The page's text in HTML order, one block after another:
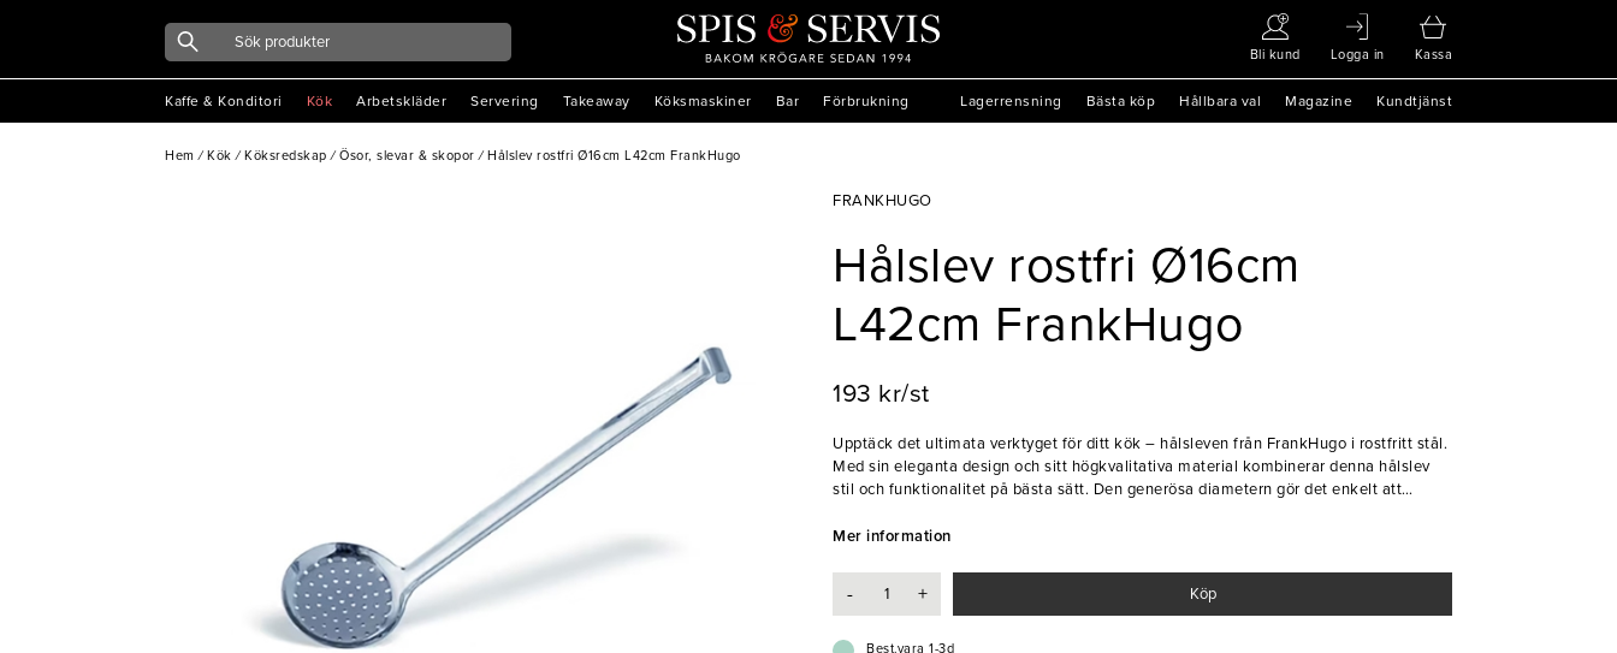
Bli kund Logga in Kassa
Kaffe & Konditori Kök Arbetskläder Servering Takeaway Köksmaskiner Bar Förbrukning Lagerrensning Bästa köp Hållbara val Magazine Kundtjänst
Hem / Kök / Köksredskap / Ösor, slevar & skopor / Hålslev rostfri Ø16cm L42cm FrankHugo
FRANKHUGO
Hålslev rostfri Ø16cm
L42cm FrankHugo
193 kr/st
Upptäck det ultimata verktyget för ditt kök – hålsleven från FrankHugo i rostfritt stål.
Med sin eleganta design och sitt högkvalitativa material kombinerar denna hålslev
stil och funktionalitet på bästa sätt. Den generösa diametern gör det enkelt att
komfort. Perfekt för att snabbt och effektivt sila pasta, grönsaker och andra
Mer information
- + Köp
Best.vara 1-3d